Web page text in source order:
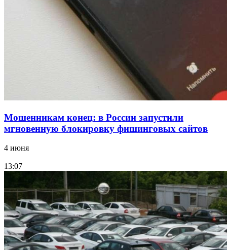
Волгоградские компании нарастили экспорт:
заключены контракты на 3,6 млн долларов
Мошенникам конец: в России запустили
мгновенную блокировку фишинговых сайтов
4 июня
13:07